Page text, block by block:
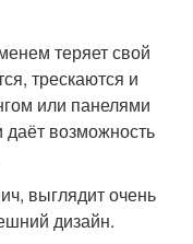
теряет свой
трескаются и
или панелями
возможность
выглядит очень
дизайн.